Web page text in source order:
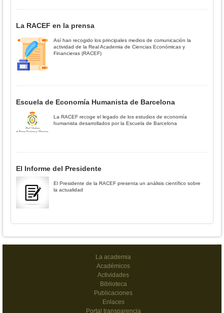
La RACEF en la prensa
Así han recogido los principales medios de comunicación la
actividad de la Real Academia de Ciencias Económicas y
Financieras (RACEF)
Escuela de Economía Humanista de Barcelona
La RACEF recoge el legado de los estudios de economía
humanista desarrollados por la Escuela de Barcelona
El Informe del Presidente
El Presidente de la RACEF presenta un análisis científico sobre
la actualidad
La academia
Académicos
Actividades
Biblioteca
Publicaciones
Enlaces
Portal transparencia